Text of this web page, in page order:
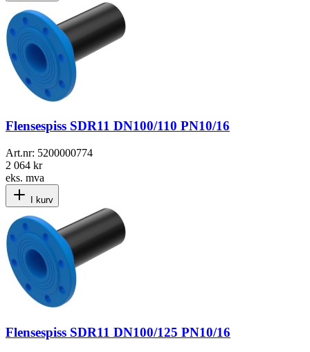
Flensespiss SDR11 DN100/110 PN10/16
Art.nr: 5200000774
2 064 kr
eks. mva
I kurv
Flensespiss SDR11 DN100/125 PN10/16